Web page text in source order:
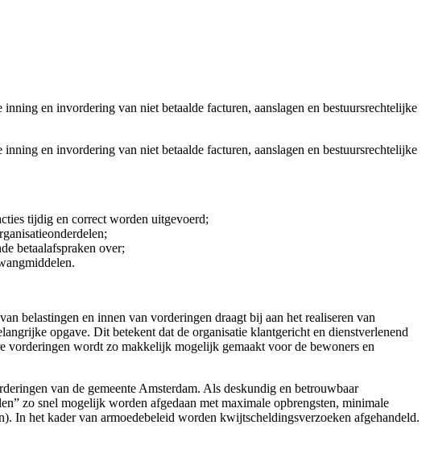
en invordering van niet betaalde facturen, aanslagen en bestuursrechtelijke
en invordering van niet betaalde facturen, aanslagen en bestuursrechtelijke
tijdig en correct worden uitgevoerd;
betaalafspraken over;
belastingen en innen van vorderingen draagt bij aan het realiseren van
opgave. Dit betekent dat de organisatie klantgericht en dienstverlenend
vorderingen wordt zo makkelijk mogelijk gemaakt voor de bewoners en
van de gemeente Amsterdam. Als deskundig en betrouwbaar
zo snel mogelijk worden afgedaan met maximale opbrengsten, minimale
In het kader van armoedebeleid worden kwijtscheldingsverzoeken afgehandeld.